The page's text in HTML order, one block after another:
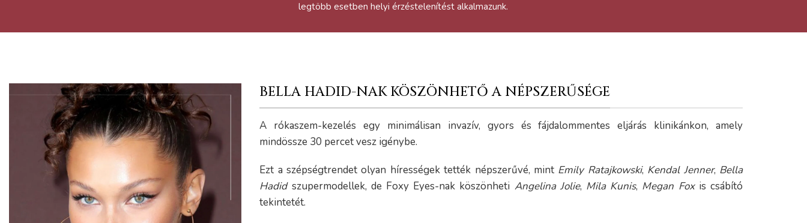
legtöbb esetben helyi érzéstelenítést alkalmazunk.
BELLA HADID-NAK KÖSZÖNHETŐ A NÉPSZERŰSÉGE
A rókaszem-kezelés egy minimálisan invazív, gyors és fájdalommentes eljárás klinikánkon, amely
mindössze 30 percet vesz igénybe.
Ezt a szépségtrendet olyan hírességek tették népszerűvé, mint Emily Ratajkowski, Kendal Jenner, Bella
Hadidszupermodellek, de Foxy Eyes-nak köszönheti Angelina Jolie, Mila Kunis, Megan Foxis csábító
tekintetét.